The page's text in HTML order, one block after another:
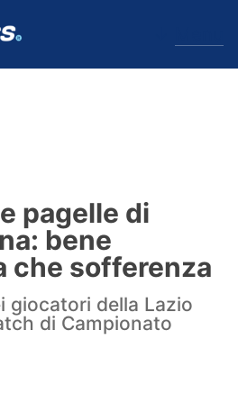
pagelle di
bene
che sofferenza
giocatori della Lazio
di Campionato